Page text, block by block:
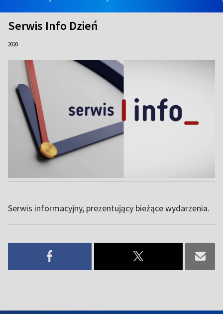
Serwis Info Dzień
2020
Serwis informacyjny, prezentujący bieżące wydarzenia.